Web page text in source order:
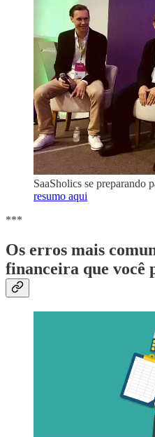
SaaSholics se preparando
resumo aqui
***
Os erros mais
financeira que você